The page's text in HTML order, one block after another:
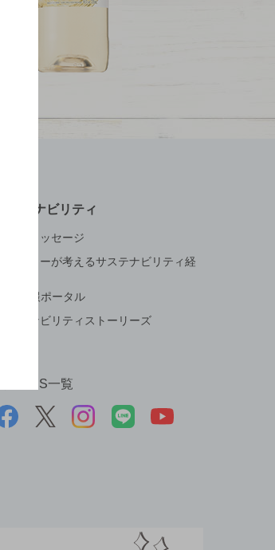
サステナビリティ
トップメッセージ
サントリーが考えるサステナビリティ経
ESG情報ポータル
サステナビリティストーリーズ
公式SNS一覧